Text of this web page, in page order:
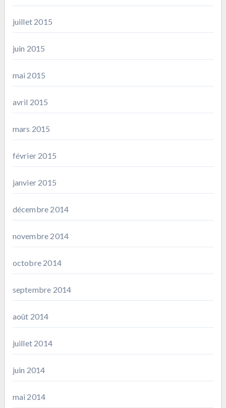
juillet 2015
juin 2015
mai 2015
avril 2015
mars 2015
février 2015
janvier 2015
décembre 2014
novembre 2014
octobre 2014
septembre 2014
août 2014
juillet 2014
juin 2014
mai 2014